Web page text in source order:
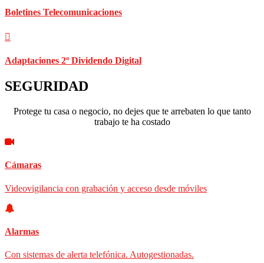
Boletines Telecomunicaciones
Adaptaciones 2º Dividendo Digital
SEGURIDAD
Protege tu casa o negocio, no dejes que te arrebaten lo que tanto
trabajo te ha costado
Cámaras
Videovigilancia con grabación y acceso desde móviles
Alarmas
Con sistemas de alerta telefónica. Autogestionadas.